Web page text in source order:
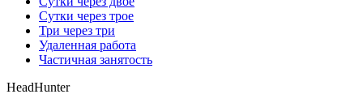
Сутки через трое
Три через три
Удаленная работа
Частичная занятость
HeadHunter